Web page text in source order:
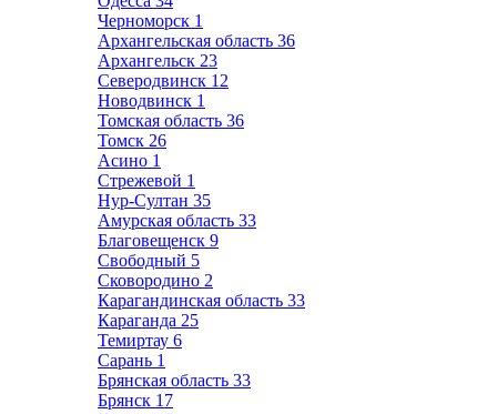
Черноморск 1
Архангельская область 36
Архангельск 23
Северодвинск 12
Новодвинск 1
Томская область 36
Томск 26
Асино 1
Стрежевой 1
Нур-Султан 35
Амурская область 33
Благовещенск 9
Свободный 5
Сковородино 2
Карагандинская область 33
Караганда 25
Темиртау 6
Сарань 1
Брянская область 33
Брянск 17